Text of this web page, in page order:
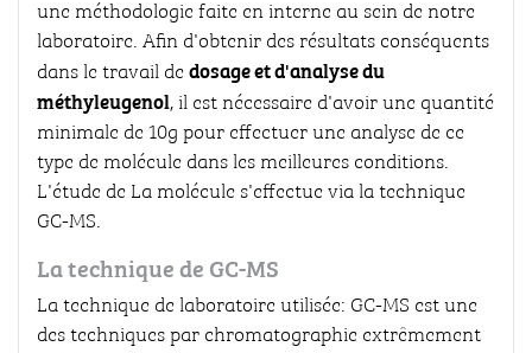
une méthodologie faite en interne au sein de notre
laboratoire. Afin d'obtenir des résultats conséquents
dans le travail dedosage et d'analyse du
méthyleugenol, il est nécessaire d'avoir une quantité
minimale de 10g pour effectuer une analyse de ce
type de molécule dans les meilleures conditions.
L'étude de La molécule s'effectue via la technique
GC-MS.
La technique de GC-MS
La technique de laboratoire utilisée: GC-MS est une
des techniques par chromatographie extrêmement